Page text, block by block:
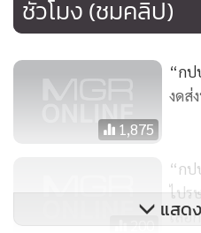
ข่าวที่เกี่ยวข้อง